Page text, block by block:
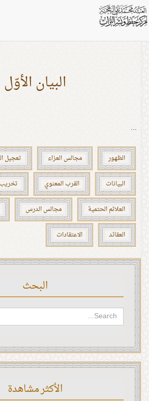
اشخاص: زيد
البيان الأوّل
...
الظهور مجالس العزاء تعجيل
البيانات القرب المعنوي تخريب
العلائم الحتمية مجالس الدرس
العقائد الاعتقادات
البحث
الأكثر مشاهدة